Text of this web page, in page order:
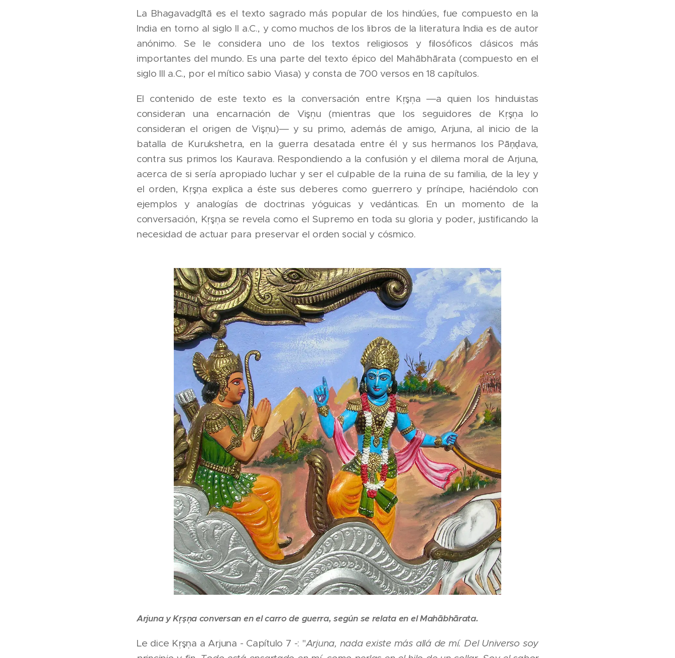
La Bhagavadgītā es el texto sagrado más popular de los hindúes, fue compuesto en la
India en torno al siglo II a.C.,​ y como muchos de los libros de la literatura India es de autor
anónimo. Se le considera uno de los textos religiosos y filosóficos clásicos más
importantes del mundo. Es una parte del texto épico del Mahābhārata (compuesto en el
siglo III a.C., por el mítico sabio Viasa) y consta de 700 versos en 18 capítulos.
El contenido de este texto es la conversación entre Kŗşņa ―a quien los hinduistas
consideran una encarnación de Vişņu (mientras que los seguidores de Kŗşņa lo
consideran el origen de Vişņu)―​ y su primo, además de amigo, Arjuna, al inicio de la
batalla de Kurukshetra, en la guerra desatada entre él y sus hermanos los Pāṇḍava,
contra sus primos los Kaurava. Respondiendo a la confusión y el dilema moral de Arjuna,
acerca de si sería apropiado luchar y ser el culpable de la ruina de su familia, de la ley y
el orden, Kŗşņa explica a éste sus deberes como guerrero y príncipe, haciéndolo con
ejemplos y analogías de doctrinas yóguicas​ y vedánticas. En un momento de la
conversación, Kŗşņa se revela como el Supremo en toda su gloria y poder, justificando la
necesidad de actuar para preservar el orden social y cósmico.
Arjuna y Kŗşņa conversan en el carro de guerra, según se relata en el Mahābhārata.
Le dice Kŗşņa a Arjuna - Capítulo 7 -: "Arjuna, nada existe más allá de mí. Del Universo soy